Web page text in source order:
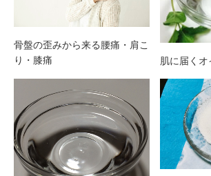
骨盤の歪みから来る腰痛・肩こ
り・膝痛
肌に届くオ